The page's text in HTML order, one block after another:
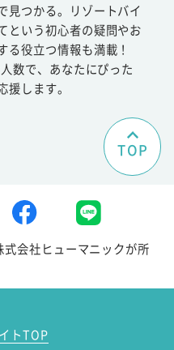
見つかる。リゾートバイ
という初心者の疑問やお
る役立つ情報も満載！
数で、あなたにぴった
します。
TOP
式会社ヒューマニックが所
トTOP